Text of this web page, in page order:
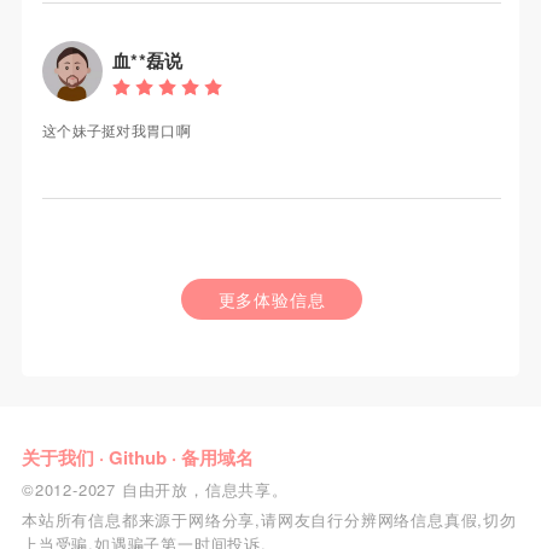
血**磊说
这个妹子挺对我胃口啊
更多体验信息
关于我们 · Github· 备用域名
©2012-2027 自由开放，信息共享。
本站所有信息都来源于网络分享,请网友自行分辨网络信息真假,切勿
上当受骗,如遇骗子第一时间投诉.